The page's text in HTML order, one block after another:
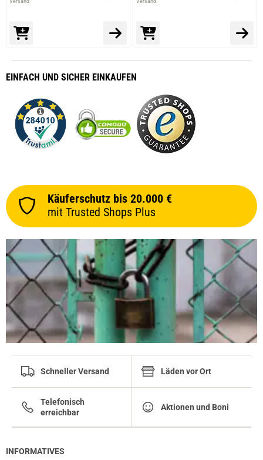
Versand
Versand
EINFACH UND SICHER EINKAUFEN
Käuferschutz bis 20.000 €
mit Trusted Shops Plus
Schneller Versand Läden vor Ort
Telefonisch
erreichbar
Aktionen und Boni
INFORMATIVES